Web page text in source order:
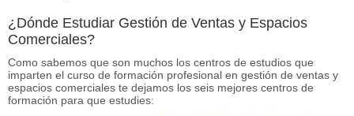
¿Dónde Estudiar Gestión de Ventas y Espacios
Comerciales?
Como sabemos que son muchos los centros de estudios que
imparten el curso de formación profesional en gestión de ventas y
espacios comerciales te dejamos los seis mejores centros de
formación para que estudies: